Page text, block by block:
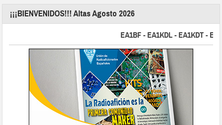
¡¡¡BIENVENIDOS!!! Altas Agosto 2026
EA1BF - EA1KDL - EA1KDT -